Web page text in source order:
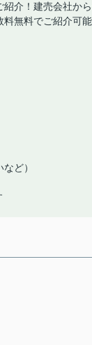
介！建売会社か
無料でご紹介可
ど）